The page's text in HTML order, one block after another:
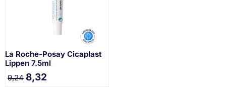
La Roche-Posay Cicaplast
Lippen 7.5ml
9,24 8,32